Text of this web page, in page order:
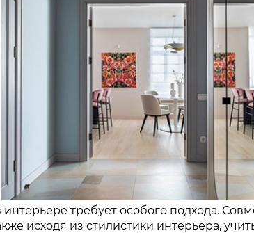
требует особого подхода.
исходя из стилистики интерьера,